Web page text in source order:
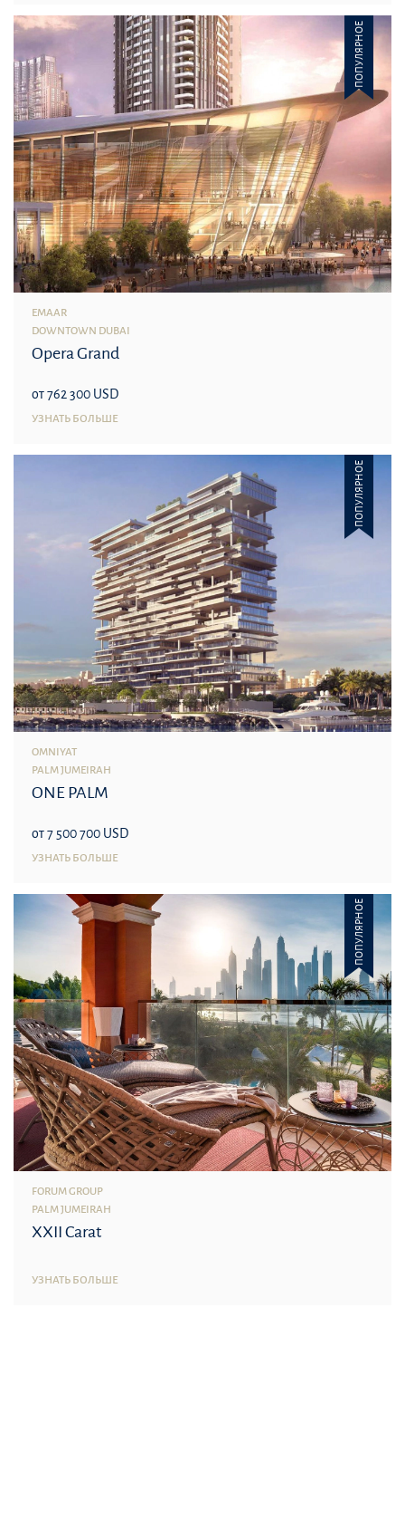
ПОПУЛЯРНОЕ
EMAAR
DOWNTOWN DUBAI
Opera Grand
от 762 300 USD
УЗНАТЬ БОЛЬШЕ
ПОПУЛЯРНОЕ
OMNIYAT
PALM JUMEIRAH
ONE PALM
от 7 500 700 USD
УЗНАТЬ БОЛЬШЕ
ПОПУЛЯРНОЕ
FORUM GROUP
PALM JUMEIRAH
XXII Carat
УЗНАТЬ БОЛЬШЕ